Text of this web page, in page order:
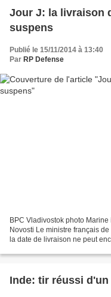
Jour J: la livraison
suspens
Publié le 15/11/2014 à 13:40
Par RP Defense
BPC Vladivostok photo
Novosti Le ministre français
la date de livraison ne peut
Inde: tir réussi